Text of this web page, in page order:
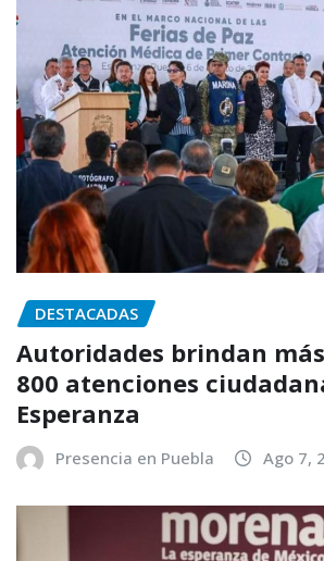
DESTACADAS
Autoridades brindan
800 atenciones
Esperanza
Presencia en Puebla Ago 7,